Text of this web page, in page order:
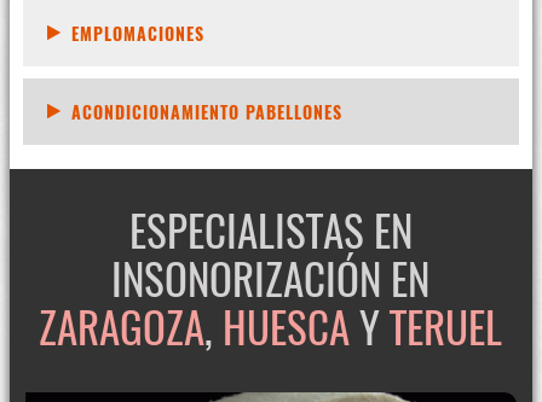
EMPLOMACIONES
ACONDICIONAMIENTO PABELLONES
ESPECIALISTAS EN
INSONORIZACIÓN EN
ZARAGOZA, HUESCAYTERUEL